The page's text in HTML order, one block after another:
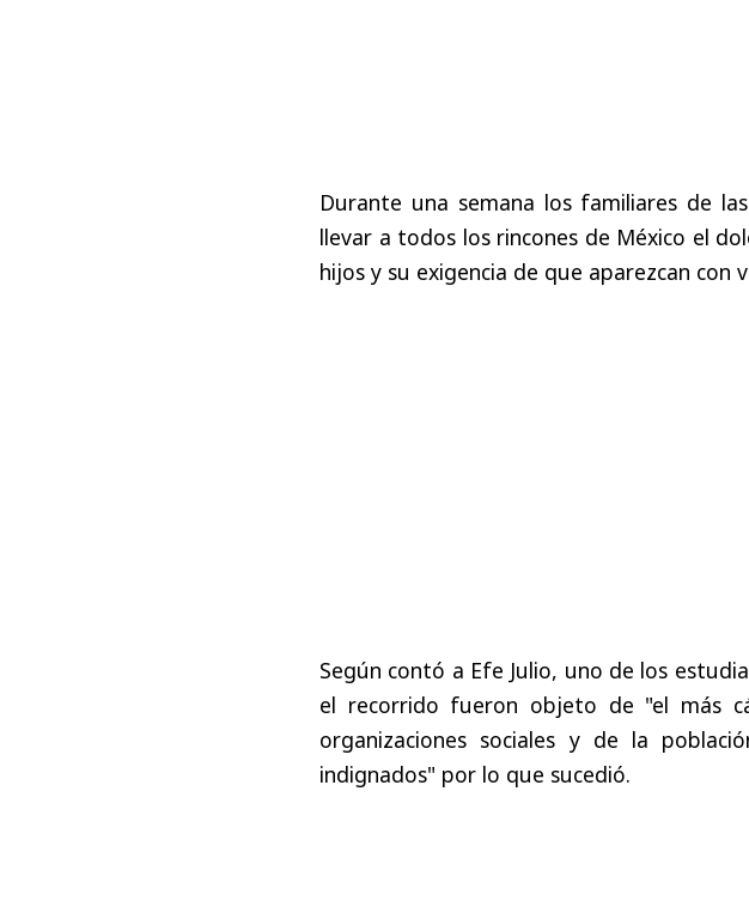
Durante una semana los familiares de
llevar a todos los rincones de México el
hijos y su exigencia de que aparezcan con
Según contó a Efe Julio, uno de los
el recorrido fueron objeto de "el más
organizaciones sociales y de la
indignados" por lo que sucedió.